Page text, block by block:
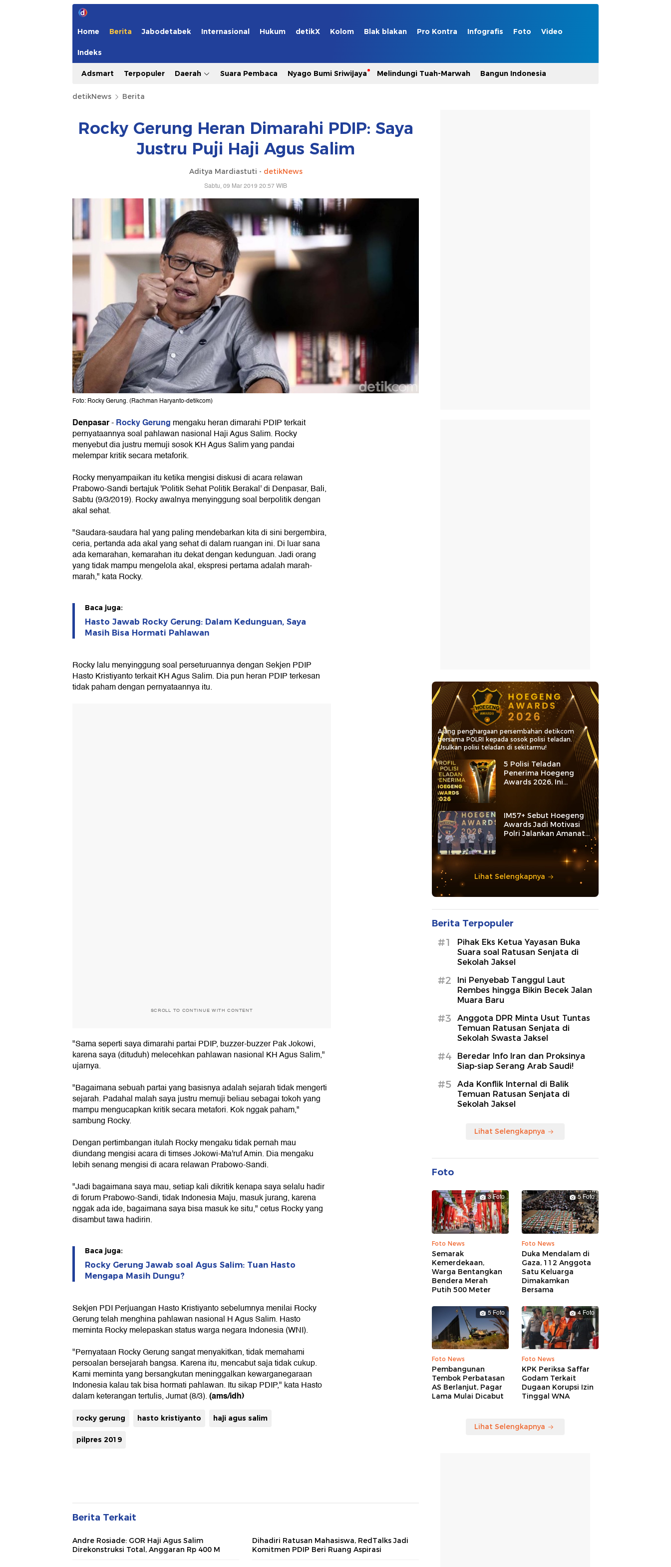
Home Berita Jabodetabek Internasional Hukum detikX Kolom Blak blakan Pro Kontra Infografis Foto Video
Indeks
Adsmart Terpopuler Daerah Suara Pembaca Nyago Bumi Sriwijaya Melindungi Tuah-Marwah Bangun Indonesia
detikNews Berita
Rocky Gerung Heran Dimarahi PDIP: Saya
Justru Puji Haji Agus Salim
Aditya Mardiastuti - detikNews
Sabtu, 09 Mar 2019 20:57 WIB
Foto: Rocky Gerung. (Rachman Haryanto-detikcom)
Denpasar-Rocky Gerung mengaku heran dimarahi PDIP terkait
pernyataannya soal pahlawan nasional Haji Agus Salim. Rocky
menyebut dia justru memuji sosok KH Agus Salim yang pandai
melempar kritik secara metaforik.
Rocky menyampaikan itu ketika mengisi diskusi di acara relawan
Prabowo-Sandi bertajuk 'Politik Sehat Politik Berakal' di Denpasar, Bali,
Sabtu (9/3/2019). Rocky awalnya menyinggung soal berpolitik dengan
akal sehat.
"Saudara-saudara hal yang paling mendebarkan kita di sini bergembira,
ceria, pertanda ada akal yang sehat di dalam ruangan ini. Di luar sana
ada kemarahan, kemarahan itu dekat dengan kedunguan. Jadi orang
yang tidak mampu mengelola akal, ekspresi pertama adalah marah-
marah," kata Rocky.
Baca juga:
Hasto Jawab Rocky Gerung: Dalam Kedunguan, Saya
Masih Bisa Hormati Pahlawan
Rocky lalu menyinggung soal perseturuannya dengan Sekjen PDIP
Hasto Kristiyanto terkait KH Agus Salim. Dia pun heran PDIP terkesan
tidak paham dengan pernyataannya itu.
SCROLL TO CONTINUE WITH CONTENT
"Sama seperti saya dimarahi partai PDIP, buzzer-buzzer Pak Jokowi,
karena saya (dituduh) melecehkan pahlawan nasional KH Agus Salim,"
ujarnya.
"Bagaimana sebuah partai yang basisnya adalah sejarah tidak mengerti
sejarah. Padahal malah saya justru memuji beliau sebagai tokoh yang
mampu mengucapkan kritik secara metafori. Kok nggak paham,"
sambung Rocky.
Dengan pertimbangan itulah Rocky mengaku tidak pernah mau
diundang mengisi acara di timses Jokowi-Ma'ruf Amin. Dia mengaku
lebih senang mengisi di acara relawan Prabowo-Sandi.
"Jadi bagaimana saya mau, setiap kali dikritik kenapa saya selalu hadir
di forum Prabowo-Sandi, tidak Indonesia Maju, masuk jurang, karena
nggak ada ide, bagaimana saya bisa masuk ke situ," cetus Rocky yang
disambut tawa hadirin.
Baca juga:
Rocky Gerung Jawab soal Agus Salim: Tuan Hasto
Mengapa Masih Dungu?
Sekjen PDI Perjuangan Hasto Kristiyanto sebelumnya menilai Rocky
Gerung telah menghina pahlawan nasional H Agus Salim. Hasto
meminta Rocky melepaskan status warga negara Indonesia (WNI).
"Pernyataan Rocky Gerung sangat menyakitkan, tidak memahami
persoalan bersejarah bangsa. Karena itu, mencabut saja tidak cukup.
Kami meminta yang bersangkutan meninggalkan kewarganegaraan
Indonesia kalau tak bisa hormati pahlawan. Itu sikap PDIP," kata Hasto
dalam keterangan tertulis, Jumat (8/3).(ams/idh)
rocky gerung hasto kristiyanto haji agus salim
pilpres 2019
Berita Terkait
Andre Rosiade: GOR Haji Agus Salim
Direkonstruksi Total, Anggaran Rp 400 M
Dihadiri Ratusan Mahasiswa, RedTalks Jadi
Komitmen PDIP Beri Ruang Aspirasi
Ajang penghargaan persembahan detikcom
bersama POLRI kepada sosok polisi teladan.
Usulkan polisi teladan di sekitarmu!
5 Polisi Teladan
Penerima Hoegeng
Awards 2026, Ini
Kategori dan Kiprahnya
IM57+ Sebut Hoegeng
Awards Jadi Motivasi
Polri Jalankan Amanat
Lihat Selengkapnya
Berita Terpopuler
#1
Pihak Eks Ketua Yayasan Buka
Suara soal Ratusan Senjata di
Sekolah Jaksel
#2
Ini Penyebab Tanggul Laut
Rembes hingga Bikin Becek Jalan
Muara Baru
#3
Anggota DPR Minta Usut Tuntas
Temuan Ratusan Senjata di
Sekolah Swasta Jaksel
#4
Beredar Info Iran dan Proksinya
Siap-siap Serang Arab Saudi!
#5
Ada Konflik Internal di Balik
Temuan Ratusan Senjata di
Sekolah Jaksel
Lihat Selengkapnya
Foto
3 Foto
Foto News
Semarak
Kemerdekaan,
Warga Bentangkan
Bendera Merah
Putih 500 Meter
5 Foto
Foto News
Duka Mendalam di
Gaza, 112 Anggota
Satu Keluarga
Dimakamkan
Bersama
5 Foto
Foto News
Pembangunan
Tembok Perbatasan
AS Berlanjut, Pagar
Lama Mulai Dicabut
4 Foto
Foto News
KPK Periksa Saffar
Godam Terkait
Dugaan Korupsi Izin
Tinggal WNA
Lihat Selengkapnya